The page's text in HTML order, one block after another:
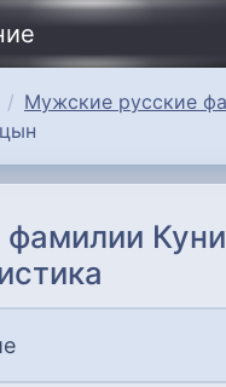
Мужские русские
фамилии